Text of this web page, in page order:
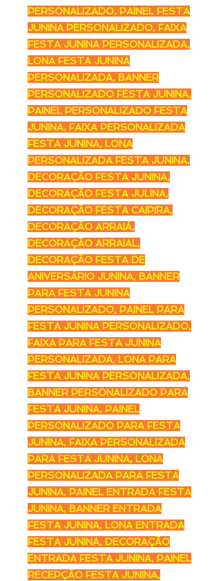
PERSONALIZADO, PAINEL FESTA
JUNINA PERSONALIZADO, FAIXA
FESTA JUNINA PERSONALIZADA,
LONA FESTA JUNINA
PERSONALIZADA, BANNER
PERSONALIZADO FESTA JUNINA,
PAINEL PERSONALIZADO FESTA
JUNINA, FAIXA PERSONALIZADA
FESTA JUNINA, LONA
PERSONALIZADA FESTA JUNINA,
DECORAÇÃO FESTA JUNINA,
DECORAÇÃO FESTA JULINA,
DECORAÇÃO FESTA CAIPIRA,
DECORAÇÃO ARRAIÁ,
DECORAÇÃO ARRAIAL,
DECORAÇÃO FESTA DE
ANIVERSÁRIO JUNINA, BANNER
PARA FESTA JUNINA
PERSONALIZADO, PAINEL PARA
FESTA JUNINA PERSONALIZADO,
FAIXA PARA FESTA JUNINA
PERSONALIZADA, LONA PARA
FESTA JUNINA PERSONALIZADA,
BANNER PERSONALIZADO PARA
FESTA JUNINA, PAINEL
PERSONALIZADO PARA FESTA
JUNINA, FAIXA PERSONALIZADA
PARA FESTA JUNINA, LONA
PERSONALIZADA PARA FESTA
JUNINA, PAINEL ENTRADA FESTA
JUNINA, BANNER ENTRADA
FESTA JUNINA, LONA ENTRADA
FESTA JUNINA, DECORAÇÃO
ENTRADA FESTA JUNINA, PAINEL
RECEPÇÃO FESTA JUNINA,